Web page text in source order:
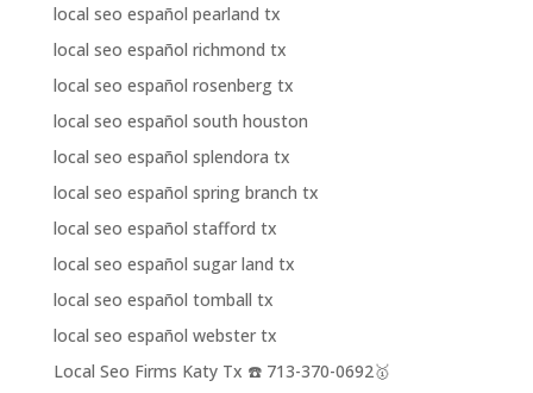
local seo español pearland tx
local seo español richmond tx
local seo español rosenberg tx
local seo español south houston
local seo español splendora tx
local seo español spring branch tx
local seo español stafford tx
local seo español sugar land tx
local seo español tomball tx
local seo español webster tx
Local Seo Firms Katy Tx ☎️ 713-370-0692🥇